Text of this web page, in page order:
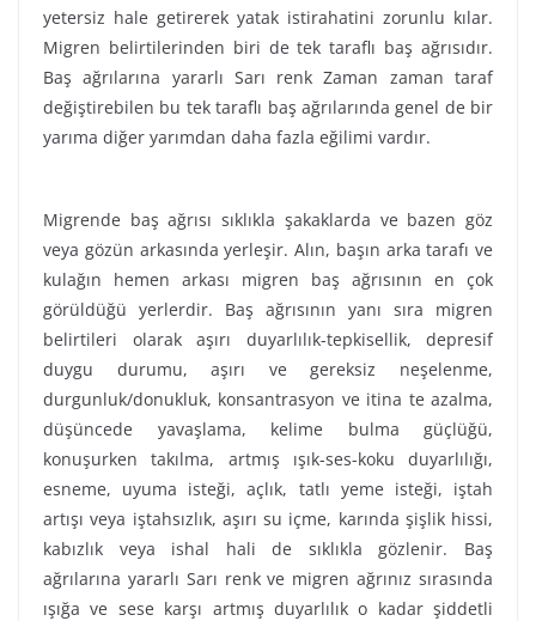
yetersiz hale getirerek yatak istirahatini zorunlu kılar.
Migren belirtilerinden biri de tek taraflı baş ağrısıdır.
Baş ağrılarına yararlı Sarı renk Zaman zaman taraf
değiştirebilen bu tek taraflı baş ağrılarında genel de bir
yarıma diğer yarımdan daha fazla eğilimi vardır.
Migrende baş ağrısı sıklıkla şakaklarda ve bazen göz
veya gözün arkasında yerleşir. Alın, başın arka tarafı ve
kulağın hemen arkası migren baş ağrısının en çok
görüldüğü yerlerdir. Baş ağrısının yanı sıra migren
belirtileri olarak aşırı duyarlılık-tepkisellik, depresif
duygu durumu, aşırı ve gereksiz neşelenme,
durgunluk/donukluk, konsantrasyon ve itina te azalma,
düşüncede yavaşlama, kelime bulma güçlüğü,
konuşurken takılma, artmış ışık-ses-koku duyarlılığı,
esneme, uyuma isteği, açlık, tatlı yeme isteği, iştah
artışı veya iştahsızlık, aşırı su içme, karında şişlik hissi,
kabızlık veya ishal hali de sıklıkla gözlenir. Baş
ağrılarına yararlı Sarı renk ve migren ağrınız sırasında
ışığa ve sese karşı artmış duyarlılık o kadar şiddetli